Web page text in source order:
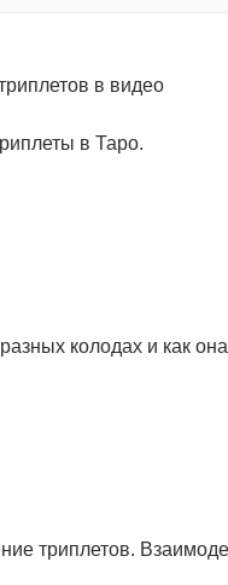
в видео
в Таро.
колодах и как
триплетов.